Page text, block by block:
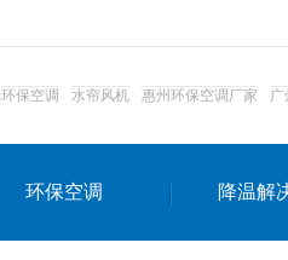
达州工业省电安装
环保空调 水帘风机 惠州环保空调厂家 广
环保空调 降温解